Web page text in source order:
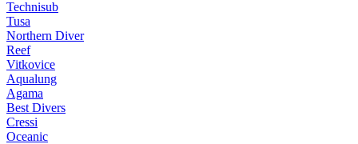
Technisub
Tusa
Northern Diver
Reef
Vitkovice
Aqualung
Agama
Best Divers
Cressi
Oceanic